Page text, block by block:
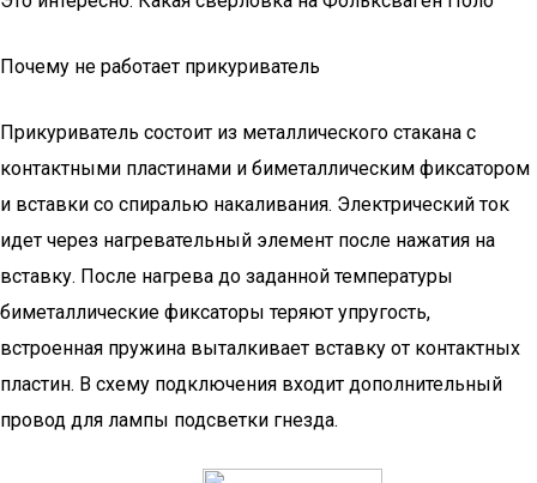
Почему не работает прикуриватель
Прикуриватель состоит из металлического стакана с
контактными пластинами и биметаллическим фиксатором
и вставки со спиралью накаливания. Электрический ток
идет через нагревательный элемент после нажатия на
вставку. После нагрева до заданной температуры
биметаллические фиксаторы теряют упругость,
встроенная пружина выталкивает вставку от контактных
пластин. В схему подключения входит дополнительный
провод для лампы подсветки гнезда.